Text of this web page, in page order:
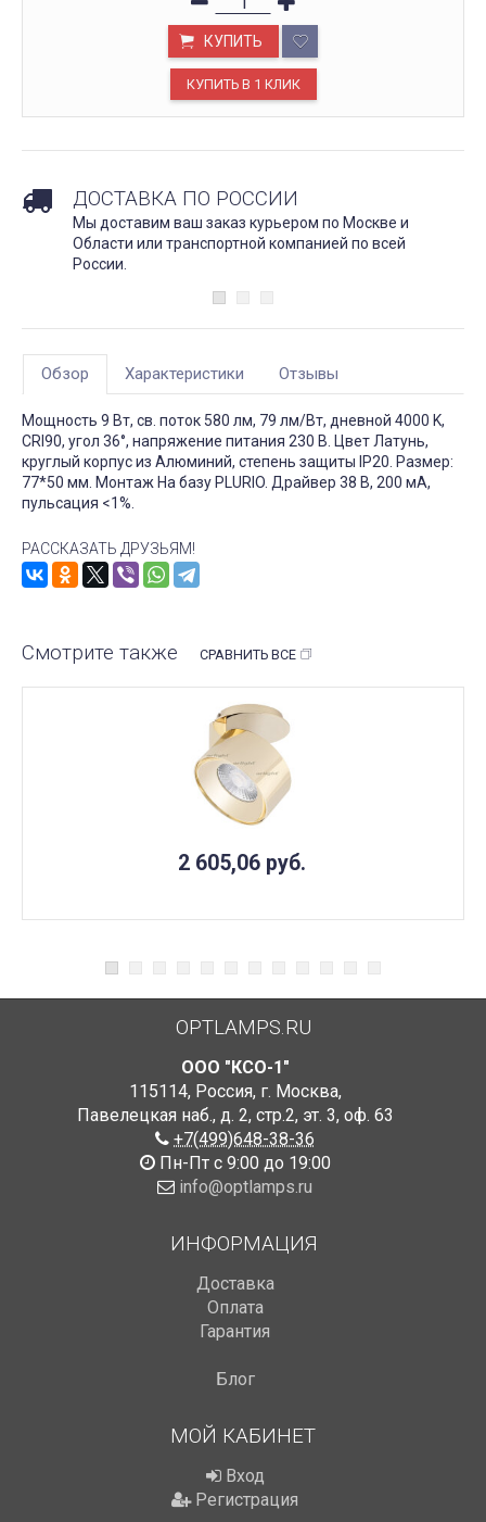
КУПИТЬ
ДОСТАВКА ПО РОССИИ
Мы доставим ваш заказ курьером по Москве и
Области или транспортной компанией по всей
России.
Обзор Характеристики Отзывы
Мощность 9 Вт, св. поток 580 лм, 79 лм/Вт, дневной 4000 K,
CRI90, угол 36°, напряжение питания 230 В. Цвет Латунь,
круглый корпус из Алюминий, степень защиты IP20. Размер:
77*50 мм. Монтаж На базу PLURIO. Драйвер 38 В, 200 мА,
пульсация <1%.
РАССКАЗАТЬ ДРУЗЬЯМ!
Смотрите также СРАВНИТЬ ВСЕ
2 605,06 руб.
OPTLAMPS.RU
ООО "КСО-1"
115114, Россия, г. Москва,
Павелецкая наб., д. 2, стр.2, эт. 3, оф. 63
+7(499)648-38-36
Пн-Пт с 9:00 до 19:00
info@optlamps.ru
ИНФОРМАЦИЯ
Доставка
Оплата
Гарантия
Блог
МОЙ КАБИНЕТ
Вход
Регистрация